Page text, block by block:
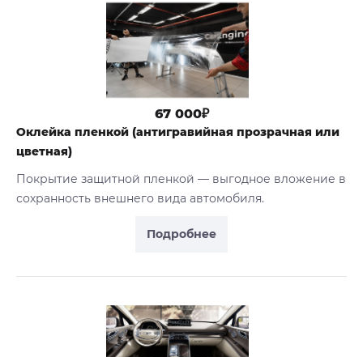
Подробнее
67 000₽
Оклейка пленкой (антигравийная прозрачная или
цветная)
Покрытие защитной пленкой — выгодное вложение в
сохранность внешнего вида автомобиля.